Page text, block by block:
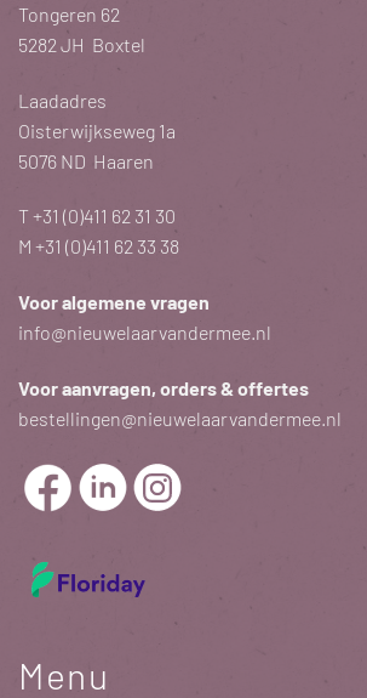
Tongeren 62
5282 JH Boxtel
Laadadres
Oisterwijkseweg 1a
5076 ND Haaren
T+31 (0)411 62 31 30
M +31 (0)411 62 33 38
Voor algemene vragen
info@nieuwelaarvandermee.nl
Voor aanvragen, orders & offertes
bestellingen@nieuwelaarvandermee.nl
Menu